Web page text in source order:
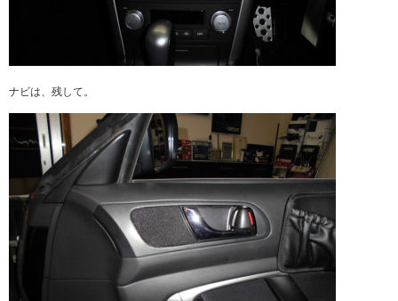
ナビは、残して。